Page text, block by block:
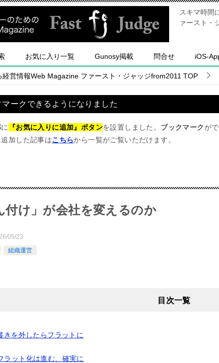
スキマ時間
ァースト・
お気に入り一覧 Gunosy掲載 問合せ iOS-
経営情報Web Magazine ファースト・ジャッジfrom2011 TOP
ークできるようになりました
に 『お気に入りに追加』ボタンを設置しました。 ブックマーク が
加した記事はこちらから一覧がご覧いただけます。
付け」が会社を変えるのか
05/23
組織運営
目次一覧
きを外したらフラットに
ラット化は進む、確実に